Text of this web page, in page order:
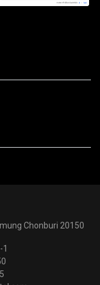
Chonburi 20150